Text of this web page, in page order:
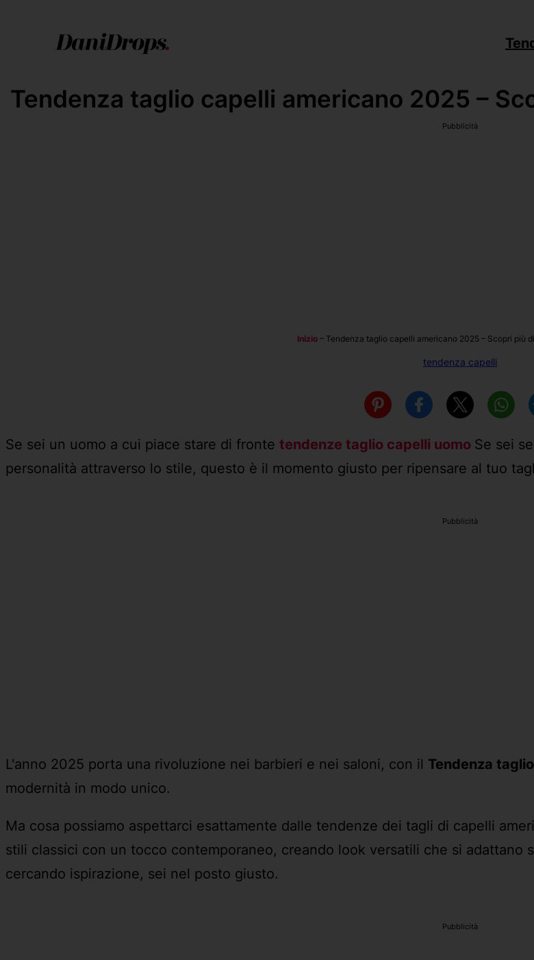
Tendenza taglio capelli americano 2025 –
Pubblicità
Inizio– Tendenza taglio capelli americano 2025 – Scopri più
tendenza capelli
Se sei un uomo a cui piace stare di fronte tendenze taglio capelli uomo Se sei
personalità attraverso lo stile, questo è il momento giusto per ripensare al tuo
Pubblicità
L'anno 2025 porta una rivoluzione nei barbieri e nei saloni, con il Tendenza
modernità in modo unico.
Ma cosa possiamo aspettarci esattamente dalle tendenze dei tagli di capelli
stili classici con un tocco contemporaneo, creando look versatili che si adattano
cercando ispirazione, sei nel posto giusto.
Pubblicità